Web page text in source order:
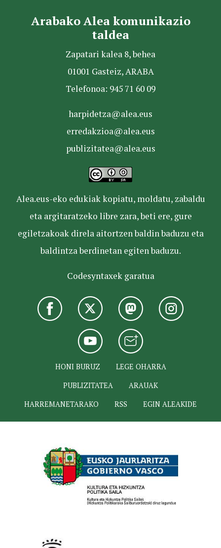
Arabako Alea komunikazio
taldea
Zapatari kalea 8, behea
01001 Gasteiz, ARABA
Telefonoa: 945 71 60 09
harpidetza@alea.eus
erredakzioa@alea.eus
publizitatea@alea.eus
Alea.eus-eko edukiak kopiatu, moldatu, zabaldu
eta argitaratzeko libre zara, beti ere, gure
egiletzakoak direla aitortzen baldin baduzu eta
baldintza berdinetan egiten baduzu.
Codesyntaxek garatua
HONI BURUZ
LEGE OHARRA
PUBLIZITATEA
ARAUAK
HARREMANETARAKO
RSS EGIN ALEAKIDE